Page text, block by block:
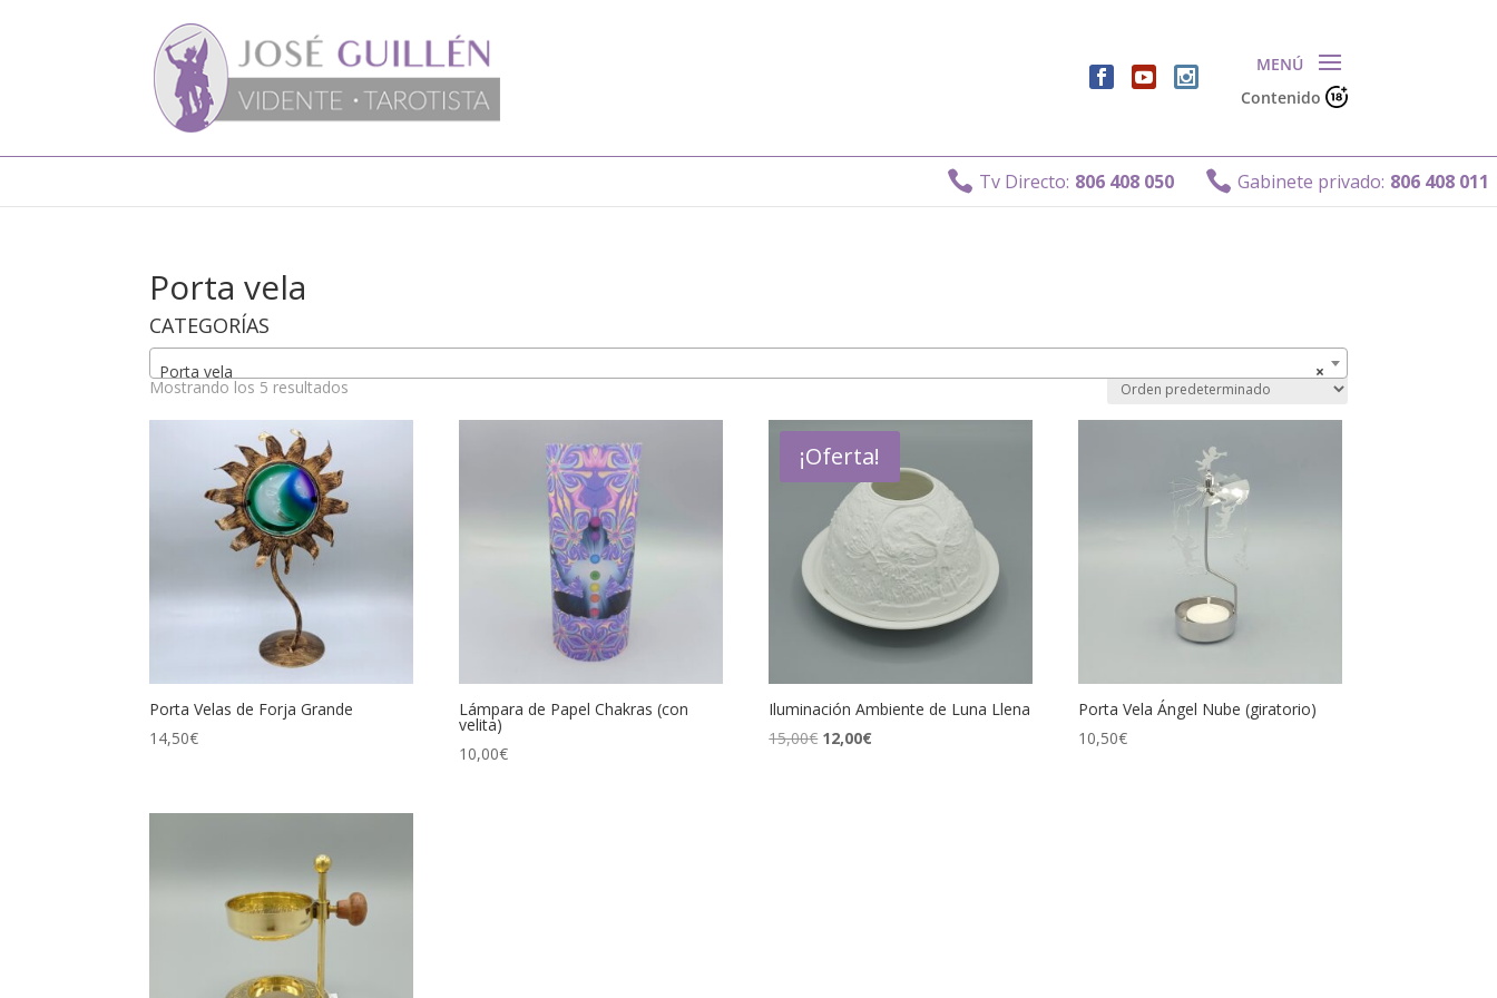
Contenido
 Tv Directo: 806 408 050  Gabinete privado: 806 408 011
Porta vela
CATEGORÍAS
×
Porta vela
Mostrando los 5 resultados
Porta Velas de Forja Grande
14,50€
Lámpara de Papel Chakras (con
velita)
10,00€
¡Oferta!
Iluminación Ambiente de Luna Llena
15,00€ El
12,00€El
Porta Vela Ángel Nube (giratorio)
10,50€